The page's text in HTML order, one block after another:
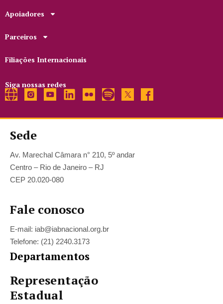
Apoiadores
Parceiros
Filiações Internacionais
Siga nossas redes
Sede
Av. Marechal Câmara n° 210, 5º andar
Centro – Rio de Janeiro – RJ
CEP 20.020-080
Fale conosco
E-mail: iab@iabnacional.org.br
Telefone: (21) 2240.3173
Departamentos
Representação
Estadual